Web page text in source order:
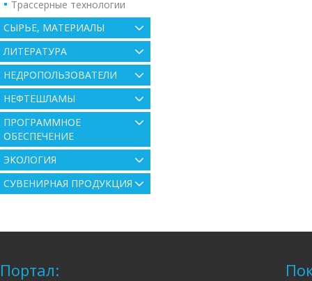
Трассерные технологии
СЫРЬЕ, МАТЕРИАЛЫ
ЛИТЕРАТУРА
НЕДРОПОЛЬЗОВАТЕЛИ
НЕФТЕШЛАМЫ
ПРОГРАММНОЕ
ОБЕСПЕЧЕНИЕ
ЭКОЛОГИЯ
СУВЕНИРНАЯ ПРОДУКЦИЯ
Портал: